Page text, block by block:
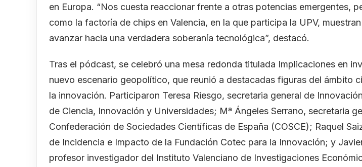
en Europa. “Nos cuesta reaccionar frente a otras potencias emergentes,
como la factoría de chips en Valencia, en la que participa la UPV,
avanzar hacia una verdadera soberanía tecnológica”, destacó.
Tras el pódcast, se celebró una mesa redonda titulada Implicaciones en
nuevo escenario geopolítico, que reunió a destacadas figuras del ámbito
la innovación. Participaron Teresa Riesgo, secretaria general de
de Ciencia, Innovación y Universidades; Mª Ángeles Serrano, secretaria
Confederación de Sociedades Científicas de España (COSCE); Raquel
de Incidencia e Impacto de la Fundación Cotec para la Innovación; y
profesor investigador del Instituto Valenciano de Investigaciones